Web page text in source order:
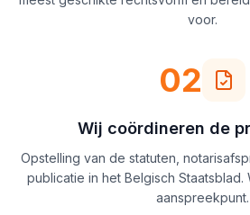
voor.
02
Wij coördineren de
Opstelling van de statuten,
publicatie in het Belgisch
aanspreekpunt.